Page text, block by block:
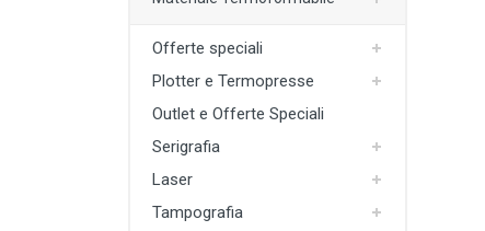
Termoformatura
Altre Lavorazioni
Offerte speciali
Plotter e Termopresse
Outlet e Offerte Speciali
Serigrafia
Laser
Tampografia